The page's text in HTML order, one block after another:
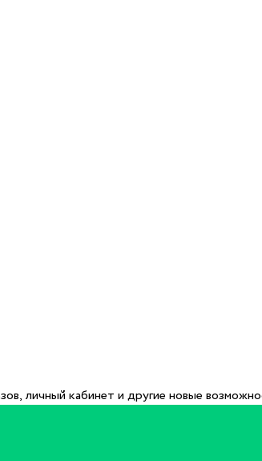
личный кабинет и другие новые